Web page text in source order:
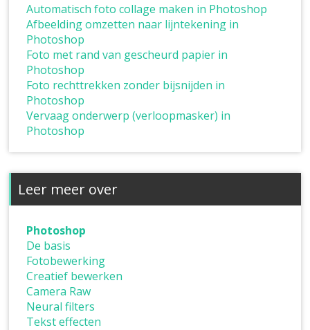
Automatisch foto collage maken in Photoshop
Afbeelding omzetten naar lijntekening in
Photoshop
Foto met rand van gescheurd papier in
Photoshop
Foto rechttrekken zonder bijsnijden in
Photoshop
Vervaag onderwerp (verloopmasker) in
Photoshop
Leer meer over
Photoshop
De basis
Fotobewerking
Creatief bewerken
Camera Raw
Neural filters
Tekst effecten